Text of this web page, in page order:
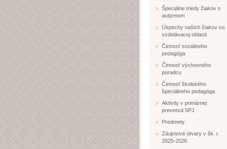
Špeciálne triedy žiakov s
autizmom
Úspechy našich žiakov vo
vzdelávacej oblasti
Činnosť sociálneho
pedagóga
Činnosť výchovného
poradcu
Činnosť školského
špeciálneho pedagóga
Aktivity v primárnej
prevencii SPJ
Predmety
Záujmové útvary v šk. r.
2025-2026